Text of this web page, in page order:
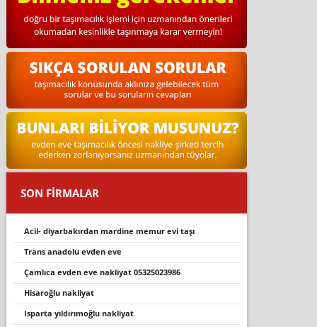
SON FİRMALAR
acil- diyarbakırdan mardine memur evi taşı
trans anadolu evden eve
çamlıca evden eve nakliyat 05325023986
hi̇saroğlu nakli̇yat
isparta yıldırımoğlu nakliyat